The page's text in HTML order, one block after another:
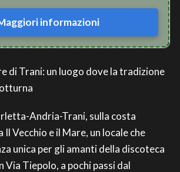
informazioni
di Trani: un luogo dove la tradizione
Andria-Trani, sulla costa
Vecchio e il Mare, un locale che
unica per gli amanti della discoteca
Via Tiepolo, a pochi passi dal